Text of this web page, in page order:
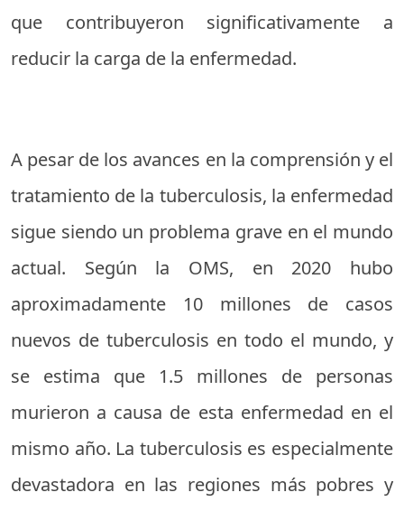
que contribuyeron significativamente a
reducir la carga de la enfermedad.
A pesar de los avances en la comprensión y el
tratamiento de la tuberculosis, la enfermedad
sigue siendo un problema grave en el mundo
actual. Según la OMS, en 2020 hubo
aproximadamente 10 millones de casos
nuevos de tuberculosis en todo el mundo, y
se estima que 1.5 millones de personas
murieron a causa de esta enfermedad en el
mismo año. La tuberculosis es especialmente
devastadora en las regiones más pobres y